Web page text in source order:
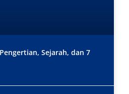
Sejarah, dan 7